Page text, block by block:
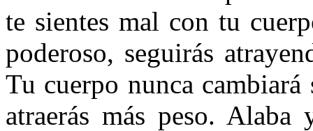
te sientes mal con tu
poderoso, seguirás
Tu cuerpo nunca
atraerás más peso.